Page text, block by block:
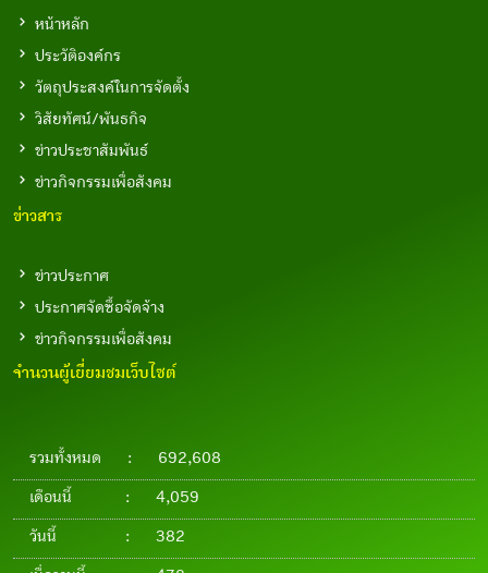
หน้าหลัก
ประวัติองค์กร
วัตถุประสงค์ในการจัดตั้ง
วิสัยทัศน์/พันธกิจ
ข่าวประชาสัมพันธ์
ข่าวกิจกรรมเพื่อสังคม
ข่าวสาร
ข่าวประกาศ
ประกาศจัดซื้อจัดจ้าง
ข่าวกิจกรรมเพื่อสังคม
จำนวนผู้เยี่ยมชมเว็บไซต์
รวมทั้งหมด : 692,608
เดือนนี้ : 4,059
วันนี้ : 382